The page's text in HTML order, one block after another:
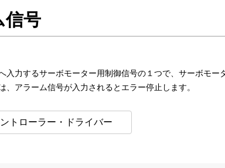
信号
入力するサーボモーター用制御信号の１つで、サーボモー
、アラーム信号が入力されるとエラー停止します。
トローラー・ドライバー